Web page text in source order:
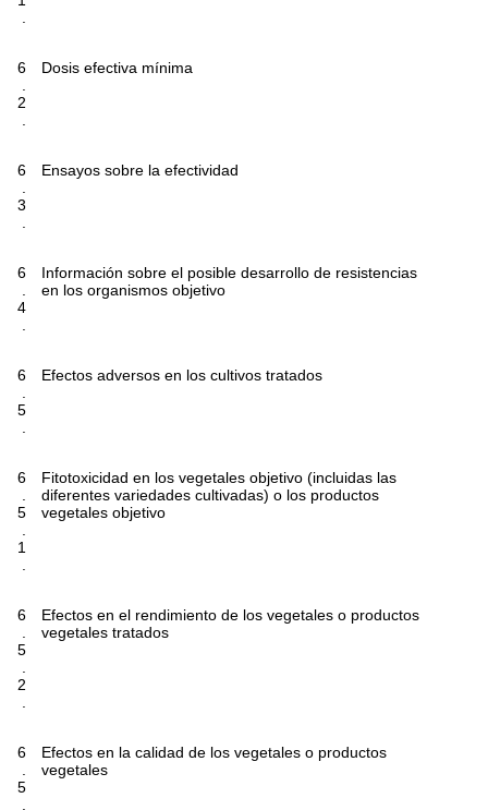
.
6
.
2
.
Dosis efectiva mínima
6
.
3
.
Ensayos sobre la efectividad
6
.
4
.
Información sobre el posible desarrollo de resistencias
en los organismos objetivo
6
.
5
.
Efectos adversos en los cultivos tratados
6
.
5
.
1
.
Fitotoxicidad en los vegetales objetivo (incluidas las
diferentes variedades cultivadas) o los productos
vegetales objetivo
6
.
5
.
2
.
Efectos en el rendimiento de los vegetales o productos
vegetales tratados
6
.
5
.
Efectos en la calidad de los vegetales o productos
vegetales